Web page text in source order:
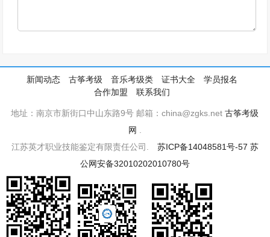
新闻动态 古筝考级 音乐考级类 证书大全
学员报名
合作加盟
联系我们
地址：南京市新街口中山东路9号 邮箱：china@zgks.net古筝考级
网
江苏英才职业技能鉴定有限责任公司. 苏ICP备14048581号-57 苏
公网安备32010202010780号